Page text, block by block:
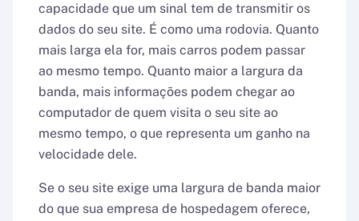
capacidade que um sinal tem de transmitir os
dados do seu site. É como uma rodovia. Quanto
mais larga ela for, mais carros podem passar
ao mesmo tempo. Quanto maior a largura da
banda, mais informações podem chegar ao
computador de quem visita o seu site ao
mesmo tempo, o que representa um ganho na
velocidade dele.
Se o seu site exige uma largura de banda maior
do que sua empresa de hospedagem oferece,